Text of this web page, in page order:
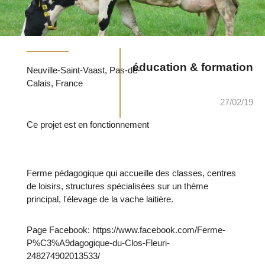
27/02/19
éducation & formation
Neuville-Saint-Vaast, Pas-de-
Calais, France
Ce projet est en fonctionnement
Ferme pédagogique qui accueille des classes, centres
de loisirs, structures spécialisées sur un thème
principal, l'élevage de la vache laitière.
Page Facebook: https://www.facebook.com/Ferme-
P%C3%A9dagogique-du-Clos-Fleuri-
248274902013533/